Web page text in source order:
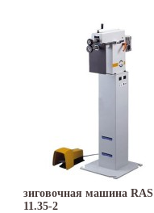
зиговочная машина RAS
11.35-2